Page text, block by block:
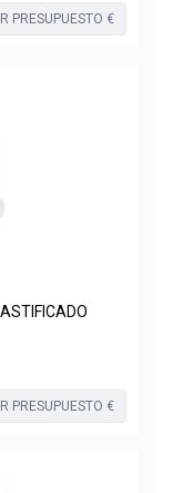
PRESUPUESTO €
PRESUPUESTO €